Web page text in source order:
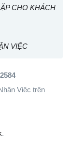
CHO KHÁCH
VIỆC
Việc trên
.